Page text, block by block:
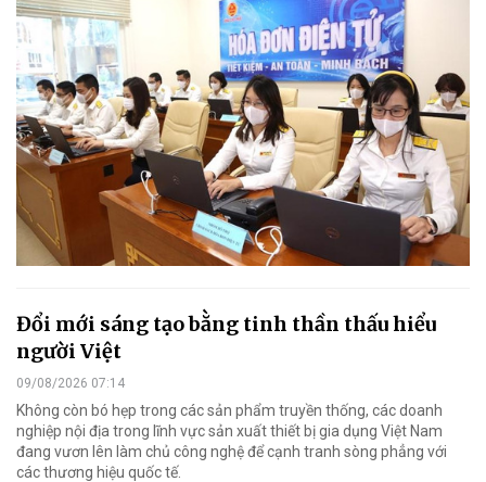
Đổi mới sáng tạo bằng tinh thần thấu hiểu
người Việt
09/08/2026 07:14
Không còn bó hẹp trong các sản phẩm truyền thống, các doanh
nghiệp nội địa trong lĩnh vực sản xuất thiết bị gia dụng Việt Nam
đang vươn lên làm chủ công nghệ để cạnh tranh sòng phẳng với
các thương hiệu quốc tế.